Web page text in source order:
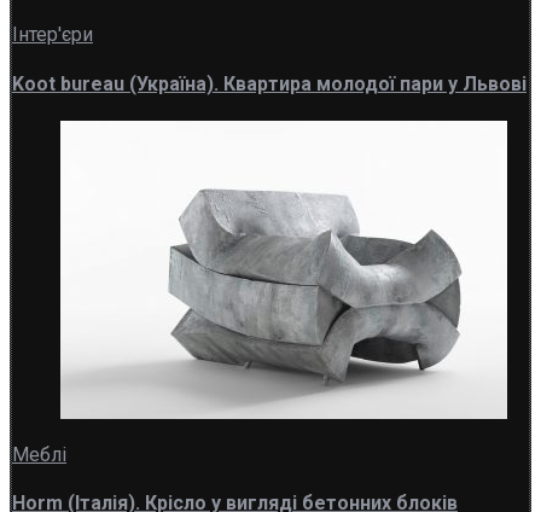
Інтер'єри
Koot bureau (Україна). Квартира молодої пари у Львові
Меблі
Horm (Італія). Крісло у вигляді бетонних блоків